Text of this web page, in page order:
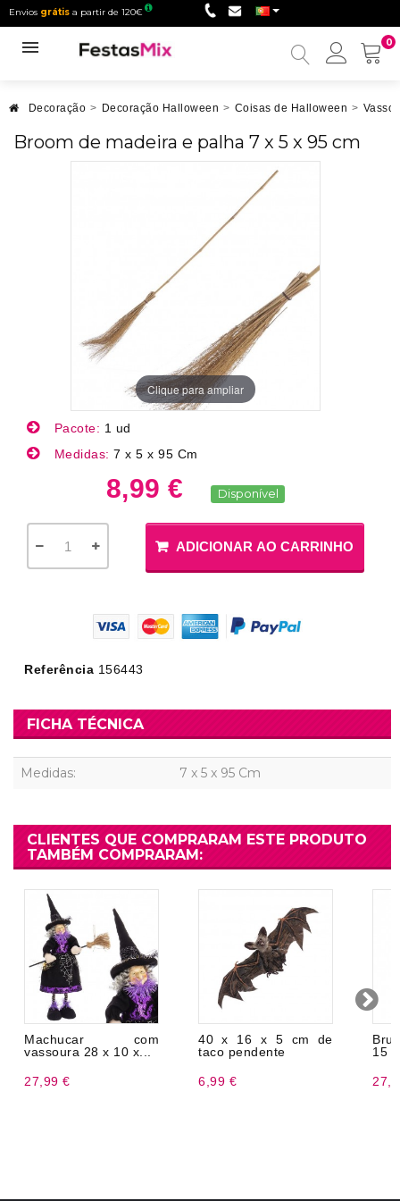
Envios grátis a partir de 120€
0
Minha
Decoração > Decoração Halloween > Coisas de Halloween >
Broom de madeira e palha 7 x 5 x 95 cm
Clique para ampliar
Pacote: 1 ud
Medidas: 7 x 5 x 95 Cm
8,99 € Disponível
ADICIONAR AO CARRINHO
Referência 156443
FICHA TÉCNICA
Medidas: 7 x 5 x 95 Cm
CLIENTES QUE COMPRARAM ESTE PRODUTO
TAMBÉM COMPRARAM:
Machucar com
vassoura 28 x 10 x...
27,99 €
40 x 16 x 5 cm de
taco pendente
6,99 €
15